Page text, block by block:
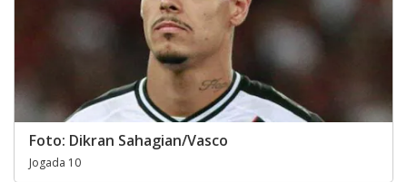
Foto: Dikran Sahagian/Vasco
Jogada 10